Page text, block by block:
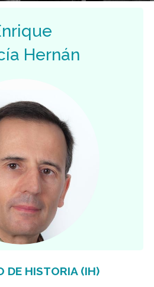
Hernán
DE HISTORIA (IH)